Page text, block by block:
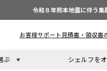
令和８年熊本地震に伴う集
お客様サポート 見積書・領収書
ぶ シェルフを